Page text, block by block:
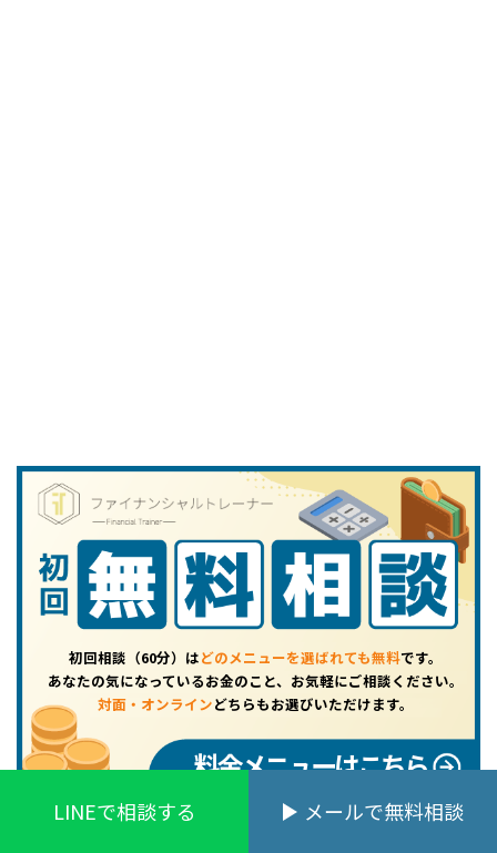
初回相談（60分）はどのメニューを選ばれても無料です。
あなたの気になっているお金のこと、お気軽にご相談ください。
対面・オンラインどちらもお選びいただけます。
料金メニューはこちら
LINEで相談する メールで無料相談